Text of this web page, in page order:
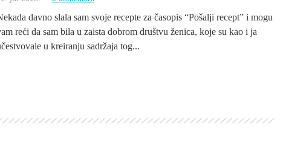
davno slala sam svoje recepte za časopis “Pošalji recept” i mogu
reći da sam bila u zaista dobrom društvu ženica, koje su kao i ja
u kreiranju sadržaja tog...